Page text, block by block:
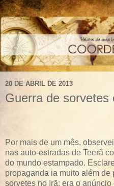
20 DE ABRIL DE 2013
Guerra de sorvetes
Por mais de um mês,
nas auto-estradas de Teerã
do mundo estampado.
propaganda ia muito além de
sorvetes no Irã: era o